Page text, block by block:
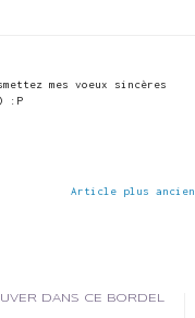
mes voeux sincères
:P
Article plus ancien
DANS CE BORDEL